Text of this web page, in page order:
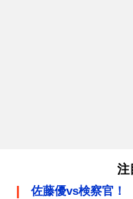
注
佐藤優vs検察官！